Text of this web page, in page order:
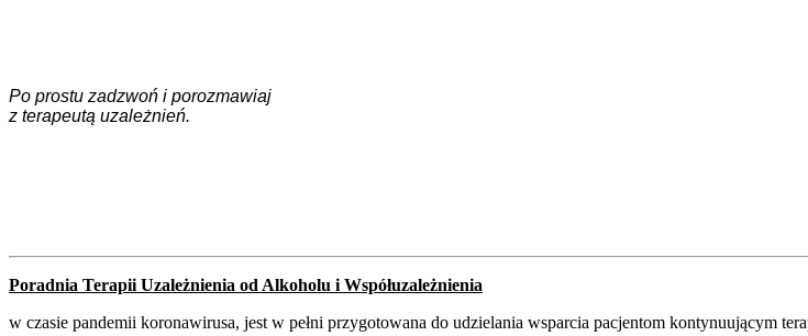
Po prostu zadzwoń i porozmawiaj
z terapeutą uzależnień.
Poradnia Terapii Uzależnienia od Alkoholu i Współuzależnienia
w czasie pandemii koronawirusa, jest w pełni przygotowana do udzielania wsparcia pacjentom kontynuującym